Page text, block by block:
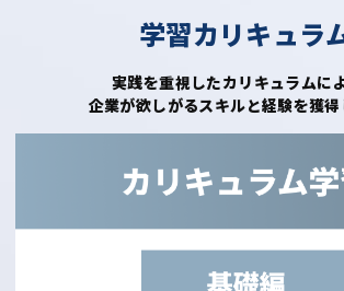
学習カリキュラ
実践を重視したカリキュラムによ
企業が欲しがるスキルと経験を獲得